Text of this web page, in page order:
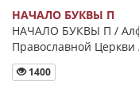
НАЧАЛО БУКВЫ Π
НАЧАЛО БУКВЫ Π /
Православной
1400